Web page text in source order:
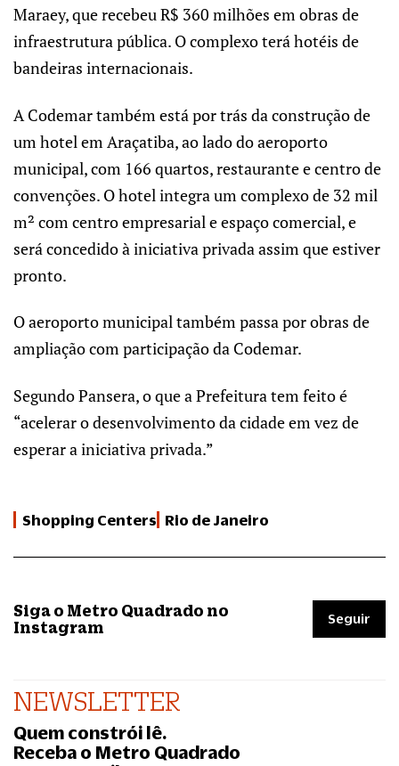
Maraey, que recebeu R$ 360 milhões em obras de
infraestrutura pública. O complexo terá hotéis de
bandeiras internacionais.
A Codemar também está por trás da construção de
um hotel em Araçatiba, ao lado do aeroporto
municipal, com 166 quartos, restaurante e centro de
convenções. O hotel integra um complexo de 32 mil
m² com centro empresarial e espaço comercial, e
será concedido à iniciativa privada assim que estiver
pronto.
O aeroporto municipal também passa por obras de
ampliação com participação da Codemar.
Segundo Pansera, o que a Prefeitura tem feito é
“acelerar o desenvolvimento da cidade em vez de
esperar a iniciativa privada.”
Shopping Centers Rio de Janeiro
Siga o Metro Quadrado no
Instagram
Seguir
NEWSLETTER
Quem constrói lê.
Receba o Metro Quadrado